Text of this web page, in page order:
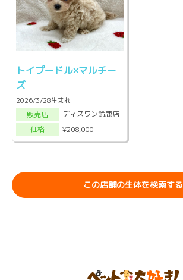
トイプードル×マルチー
ズ
2026/3/28生まれ
販売店
ディスワン鈴鹿店
価格
¥208,000
この店舗の生体を検索する